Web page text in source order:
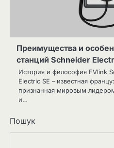
Преимущества и
станций Schneider
История и философия EVlink
Electric SE – известная
признанная мировым
и…
Пошук